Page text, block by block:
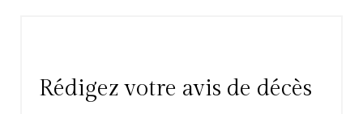
Rédigez votre avis de décès